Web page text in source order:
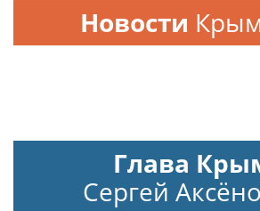
Новости
Глава
Сергей